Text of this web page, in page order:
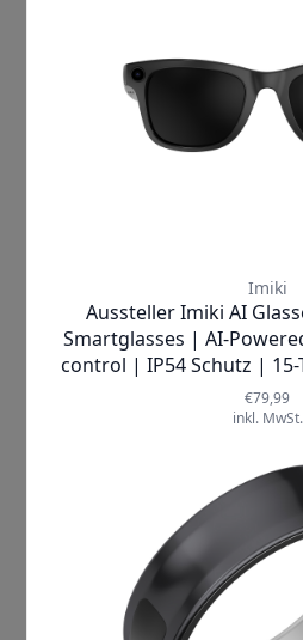
telefonieren. Smarter,
immer mit dem Blick für
Wesentliche.
Barrierefrei und in
Stellen Sie sich vor, Sie
persönlichen
dabei. Setzen Sie die
erleben Sie, wie
Echtzeit für bis zu zehn
Menschen mit
stellt die Speech-to-
nahtlose
Gesprochene Worte
Text in Echtzeit,
Kommunizieren